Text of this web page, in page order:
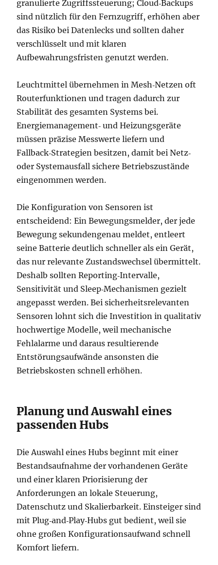
granulierte Zugriffssteuerung; Cloud‑Backups
sind nützlich für den Fernzugriff, erhöhen aber
das Risiko bei Datenlecks und sollten daher
verschlüsselt und mit klaren
Aufbewahrungsfristen genutzt werden.
Leuchtmittel übernehmen in Mesh‑Netzen oft
Routerfunktionen und tragen dadurch zur
Stabilität des gesamten Systems bei.
Energiemanagement‑ und Heizungsgeräte
müssen präzise Messwerte liefern und
Fallback‑Strategien besitzen, damit bei Netz‑
oder Systemausfall sichere Betriebszustände
eingenommen werden.
Die Konfiguration von Sensoren ist
entscheidend: Ein Bewegungsmelder, der jede
Bewegung sekundengenau meldet, entleert
seine Batterie deutlich schneller als ein Gerät,
das nur relevante Zustandswechsel übermittelt.
Deshalb sollten Reporting‑Intervalle,
Sensitivität und Sleep‑Mechanismen gezielt
angepasst werden. Bei sicherheitsrelevanten
Sensoren lohnt sich die Investition in qualitativ
hochwertige Modelle, weil mechanische
Fehlalarme und daraus resultierende
Entstörungsaufwände ansonsten die
Betriebskosten schnell erhöhen.
Planung und Auswahl eines
passenden Hubs
Die Auswahl eines Hubs beginnt mit einer
Bestandsaufnahme der vorhandenen Geräte
und einer klaren Priorisierung der
Anforderungen an lokale Steuerung,
Datenschutz und Skalierbarkeit. Einsteiger sind
mit Plug‑and‑Play‑Hubs gut bedient, weil sie
ohne großen Konfigurationsaufwand schnell
Komfort liefern.